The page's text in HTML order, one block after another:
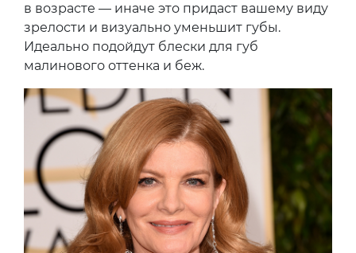
в возрасте — иначе это придаст вашему виду
зрелости и визуально уменьшит губы.
Идеально подойдут блески для губ
малинового оттенка и беж.